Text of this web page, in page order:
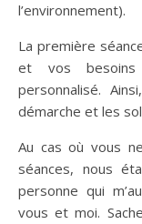
l’environnement).
La première
et vos besoins
personnalisé.
démarche et les
Au cas où vous
séances, nous
personne qui
vous et moi.